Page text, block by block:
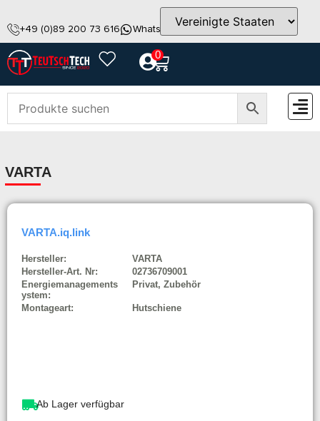
+49 (0)89 200 73 616 WhatsApp info@teutschtech.com
0
VARTA
VARTA.iq.link
Hersteller:
VARTA
Hersteller-Art. Nr:
02736709001
Energiemanagements
ystem:
Privat, Zubehör
Montageart: Hutschiene
Ab Lager verfügbar